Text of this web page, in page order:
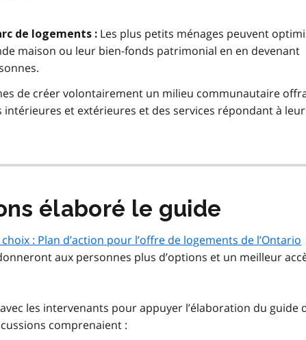
de logements : Les plus petits ménages peuvent
maison ou leur bien-fonds patrimonial en en devenant
de créer volontairement un milieu communautaire
et extérieures et des services répondant à
élaboré le guide
: Plan d’action pour l’offre de logements de l’Ontario
aux personnes plus d’options et un meilleur
les intervenants pour appuyer l’élaboration du guide
comprenaient :